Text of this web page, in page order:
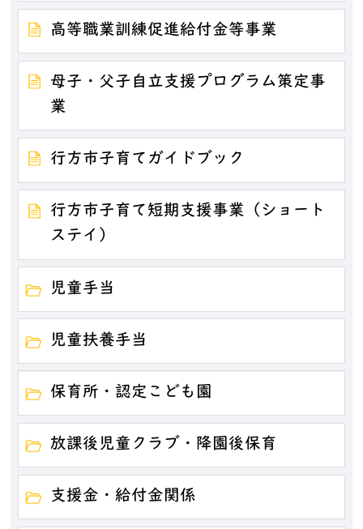
高等職業訓練促進給付金等事業
母子・父子自立支援プログラム策定事
業
行方市子育てガイドブック
行方市子育て短期支援事業（ショート
ステイ）
児童手当
児童扶養手当
保育所・認定こども園
放課後児童クラブ・降園後保育
支援金・給付金関係